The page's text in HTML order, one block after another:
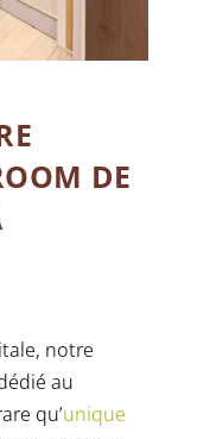
DE
notre
au
qu’unique